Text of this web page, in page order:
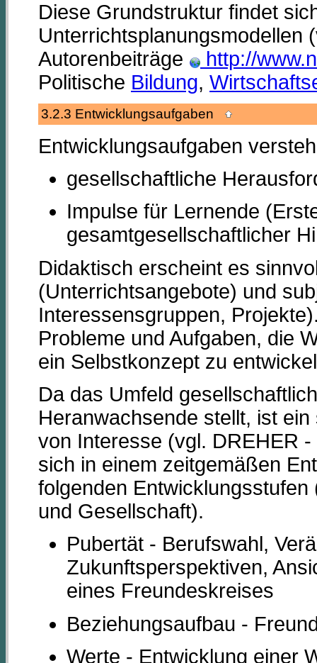
Diese Grundstruktur findet
Unterrichtsplanungsmodellen
Autorenbeiträge
http://
Politische Bildung,
3.2.3 Entwicklungsaufgaben
Entwicklungsaufgaben
gesellschaftliche
Impulse für Lernende
gesamtgesellschaftlicher
Didaktisch erscheint es
(Unterrichtsangebote) und
Interessensgruppen,
Probleme und Aufgaben, die
ein Selbstkonzept zu
Da das Umfeld
Heranwachsende stellt, ist
von Interesse (vgl. DREHER
sich in einem zeitgemäßen
folgenden
und Gesellschaft).
Pubertät - Berufswahl,
Zukunftsperspektiven,
eines Freundeskreises
Beziehungsaufbau -
Werte - Entwicklung einer